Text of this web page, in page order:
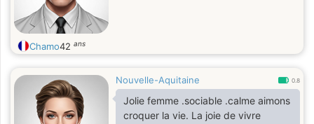
Chamo42 ans
Nouvelle-Aquitaine 0.8
Jolie femme .sociable .calme aimons
croquer la vie. La joie de vivre